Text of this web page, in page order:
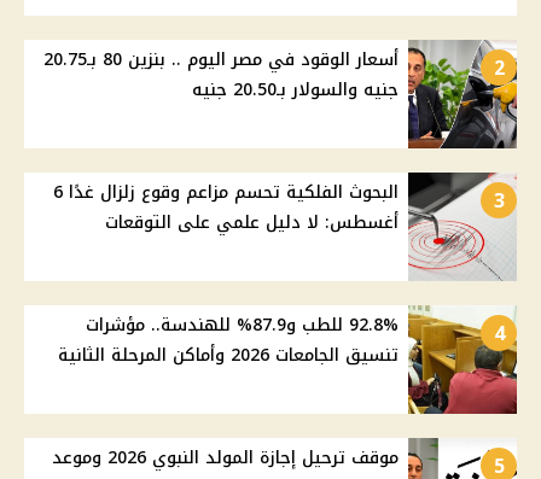
2
أسعار الوقود في مصر اليوم .. بنزين 80 بـ20.75
جنيه والسولار بـ20.50 جنيه
3
البحوث الفلكية تحسم مزاعم وقوع زلزال غدًا 6
أغسطس: لا دليل علمي على التوقعات
4
92.8% للطب و87.9% للهندسة.. مؤشرات
تنسيق الجامعات 2026 وأماكن المرحلة الثانية
5
موقف ترحيل إجازة المولد النبوي 2026 وموعد